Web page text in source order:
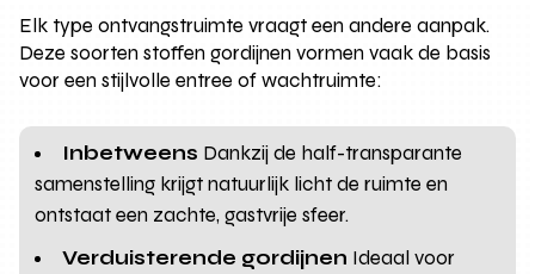
Elk type ontvangstruimte vraagt een andere aanpak.
Deze soorten stoffen gordijnen vormen vaak de basis
voor een stijlvolle entree of wachtruimte:
Inbetweens Dankzij de half-transparante
samenstelling krijgt natuurlijk licht de ruimte en
ontstaat een zachte, gastvrije sfeer.
Verduisterende gordijnen Ideaal voor